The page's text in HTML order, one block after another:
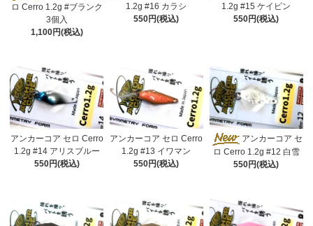
ロ Cerro 1.2g #ブランク
3個入
1,100円(税込)
1.2g #16 カラシ
550円(税込)
1.2g #15 ケイピン
550円(税込)
アンカーコア セロ Cerro
1.2g #14 アリスブルー
550円(税込)
アンカーコア セロ Cerro
1.2g #13 イワマン
550円(税込)
アンカーコア セ
ロ Cerro 1.2g #12 白雪
550円(税込)